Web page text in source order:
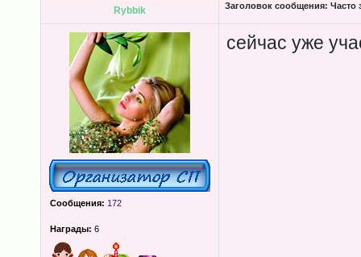
Rybbik Заголовок сообщения: Часто
Сообщения: 172
Награды: 6
сейчас уже